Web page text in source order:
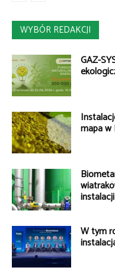
WYBÓR REDAKCJI
GAZ-
mapa w
instalacji
W tym